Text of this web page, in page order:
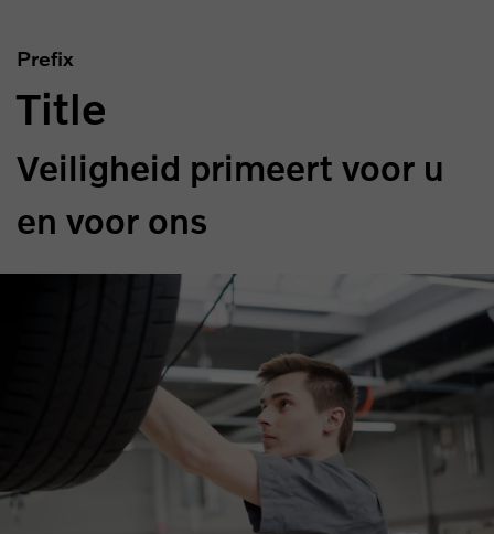
Prefix
Title
Veiligheid primeert voor u
en voor ons